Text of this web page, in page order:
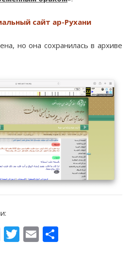
сайт ар-Рухани
но она сохранилась в архиве
Facebook
Twitter
Email